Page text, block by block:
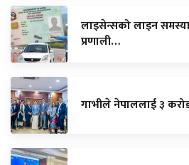
लाइसेन्सको लाइन
प्रणाली…
गाभीले नेपाललाई ३